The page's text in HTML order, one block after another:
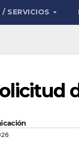
SERVICIOS